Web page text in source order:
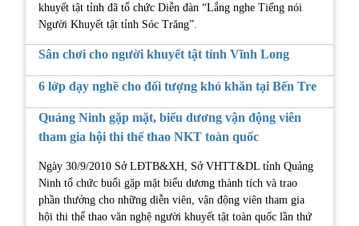
khuyết tật tỉnh đã tổ chức Diễn đàn “Lắng nghe Tiếng nói
Người Khuyết tật tỉnh Sóc Trăng”.
Sân chơi cho người khuyết tật tỉnh Vĩnh Long
6 lớp dạy nghề cho đối tượng khó khăn tại Bến Tre
Quảng Ninh gặp mặt, biểu dương vận động viên
tham gia hội thi thể thao NKT toàn quốc
Ngày 30/9/2010 Sở LĐTB&XH, Sở VHTT&DL tỉnh Quảng
Ninh tổ chức buổi gặp mặt biểu dương thành tích và trao
phần thưởng cho những diễn viên, vận động viên tham gia
hội thi thể thao văn nghệ người khuyết tật toàn quốc lần thứ